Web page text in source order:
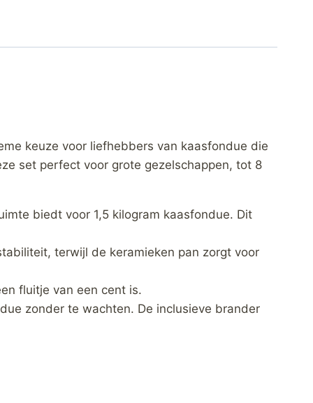
keuze voor liefhebbers van kaasfondue die
set perfect voor grote gezelschappen, tot 8
biedt voor 1,5 kilogram kaasfondue. Dit
terwijl de keramieken pan zorgt voor
fluitje van een cent is.
zonder te wachten. De inclusieve brander